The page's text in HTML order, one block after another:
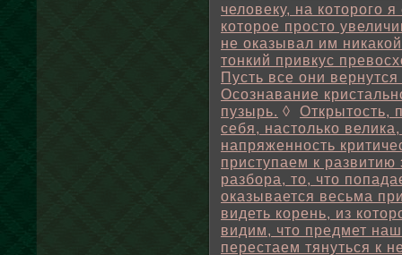
человеку, на которого
которое просто
не оказывал им
тонкий привкус
Пусть все они
Осознавание
пузырь. ◊ Открытость,
себя, настолько
напряженность
приступаем к развитию
разбора, то, что
оказывается весьма
видеть корень, из
видим, что предмет
перестаем тянуться к